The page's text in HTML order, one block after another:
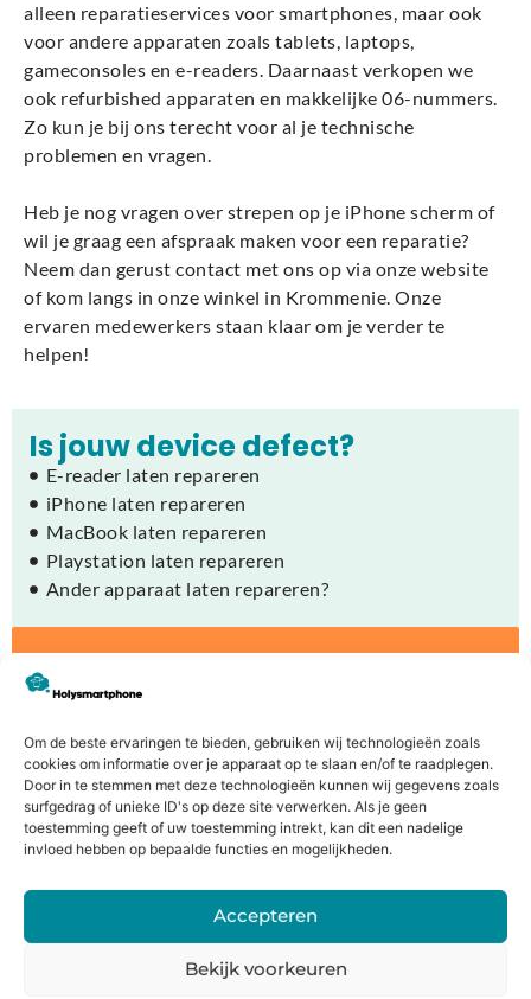
Om de beste ervaringen te bieden, gebruiken wij technologieën zoals
cookies om informatie over je apparaat op te slaan en/of te raadplegen.
Door in te stemmen met deze technologieën kunnen wij gegevens zoals
surfgedrag of unieke ID's op deze site verwerken. Als je geen
toestemming geeft of uw toestemming intrekt, kan dit een nadelige
invloed hebben op bepaalde functies en mogelijkheden.
Accepteren
Bekijk voorkeuren
alleen reparatieservices voor smartphones, maar ook
voor andere apparaten zoals tablets, laptops,
gameconsoles en e-readers. Daarnaast verkopen we
ook refurbished apparaten en makkelijke 06-nummers.
Zo kun je bij ons terecht voor al je technische
problemen en vragen.
Heb je nog vragen over strepen op je iPhone scherm of
wil je graag een afspraak maken voor een reparatie?
Neem dan gerust contact met ons op via onze website
of kom langs in onze winkel in Krommenie. Onze
ervaren medewerkers staan klaar om je verder te
helpen!
Is jouw device defect?
E-reader laten repareren
iPhone laten repareren
MacBook laten repareren
Playstation laten repareren
Ander apparaat laten repareren?
Jouw oude apparaat inruilen of
Bij Holysmartphone bieden wij jouw de mogelijkheid
om een oude smartphone, tablet, laptop of console in
te ruilen voor korting op een nieuw toestel of direct
geld.
Bereken de waarde